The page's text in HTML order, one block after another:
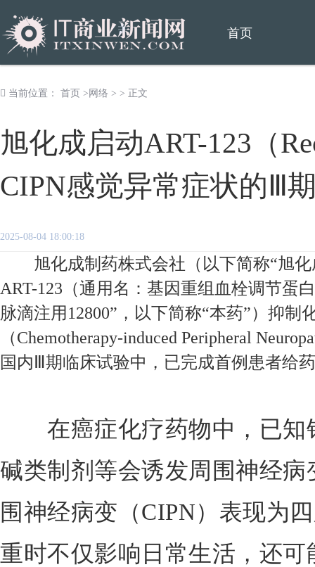
首页
当前位置： 首页 > 网络 > > 正文
旭化成启动ART-123（
CIPN感觉异常症状的Ⅲ
2025-08-04 18:00:18
旭化成制药株式会社（以下简称“旭化
ART-123（通用名：基因重组血栓调节蛋
脉滴注用12800”，以下简称“本药”）抑制
（Chemotherapy-induced Peripheral
国内Ⅲ期临床试验中，已完成首例患者给
在癌症化疗药物中，已知
碱类制剂等会诱发周围神经
围神经病变（CIPN）表现为
重时不仅影响日常生活，还